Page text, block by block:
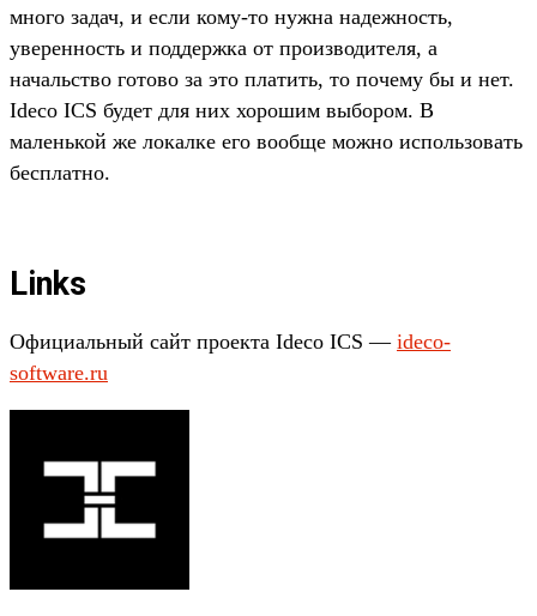
много задач, и если кому-то нужна надежность,
уверенность и поддержка от производителя, а
начальство готово за это платить, то почему бы и нет.
Ideco ICS будет для них хорошим выбором. В
маленькой же локалке его вообще можно использовать
бесплатно.
Links
Официальный сайт проекта Ideco ICS — ideco-
software.ru